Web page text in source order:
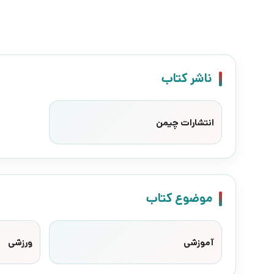
ناشر کتاب
انتشارات چیمن
موضوع کتاب
آموزشی ورزشی